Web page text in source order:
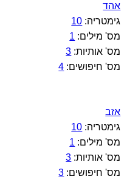
אהד
גימטריה: 10
מס' מילים: 1
מס' אותיות: 3
מס' חיפושים: 4
אזב
גימטריה: 10
מס' מילים: 1
מס' אותיות: 3
מס' חיפושים: 3